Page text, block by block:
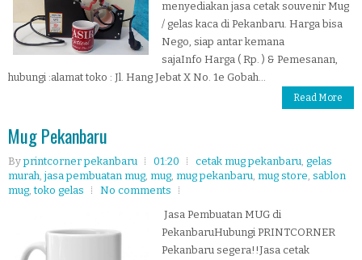
menyediakan jasa cetak souvenir Mug
/ gelas kaca di Pekanbaru. Harga bisa
Nego, siap antar kemana
sajaInfo Harga ( Rp. ) & Pemesanan,
hubungi :alamat toko : Jl. Hang Jebat X No. 1e Gobah...
Read More
Mug Pekanbaru
Byprintcorner pekanbaru 01:20 cetak mug pekanbaru gelas
murah jasa pembuatan mug mug mug pekanbaru mug store sablon
mug ,toko gelas
No comments
Jasa Pembuatan MUG di
PekanbaruHubungi PRINTCORNER
Pekanbaru segera!!Jasa cetak